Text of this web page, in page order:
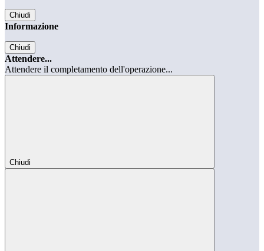
Chiudi
Informazione
Chiudi
Attendere...
Attendere il completamento dell'operazione...
Chiudi